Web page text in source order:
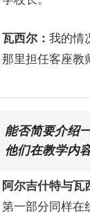
瓦西尔： 我的情
那里担任客座教
能否简要介绍
他们在教学内
阿尔吉什特与瓦
第一部分同样在